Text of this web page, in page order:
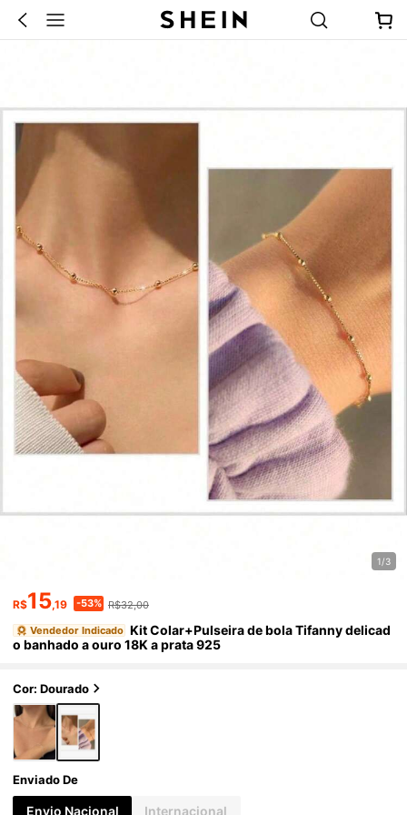
1/3
R$15,19 -53% R$32,00
Vendedor Indicado Kit Colar+Pulseira de bola Tifanny delicad
o banhado a ouro 18K a prata 925
Cor: Dourado
Enviado De
Envio Nacional Internacional